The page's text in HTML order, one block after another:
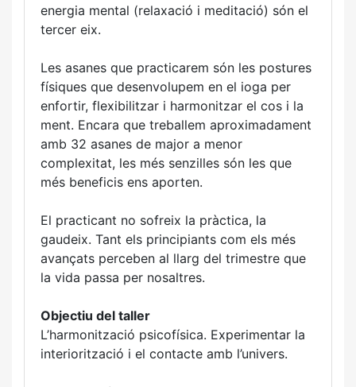
energia mental (relaxació i meditació) són el
tercer eix.
Les asanes que practicarem són les postures
físiques que desenvolupem en el ioga per
enfortir, flexibilitzar i harmonitzar el cos i la
ment. Encara que treballem aproximadament
amb 32 asanes de major a menor
complexitat, les més senzilles són les que
més beneficis ens aporten.
El practicant no sofreix la pràctica, la
gaudeix. Tant els principiants com els més
avançats perceben al llarg del trimestre que
la vida passa per nosaltres.
Objectiu del taller
L’harmonització psicofísica. Experimentar la
interiorització i el contacte amb l’univers.